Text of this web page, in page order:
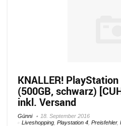
KNALLER!
(500GB, schwarz)
inkl. Versand
Günni
18. September 2016
Liveshopping Playstation 4 Preisfehler,